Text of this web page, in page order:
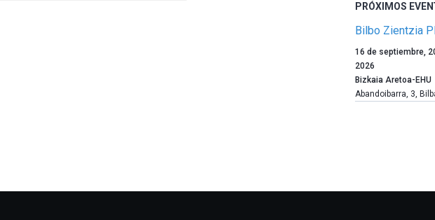
PRÓXIMOS
Bilbo Zientzia
Un
año
más,
Bilbao
la
16 de septiembre,
2026
Bizkaia Aretoa-EHU
Abandoibarra, 3,